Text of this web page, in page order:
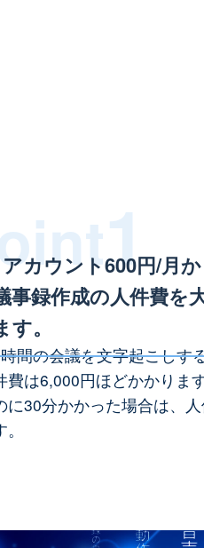
1
カウント600円/月
事録作成の人件費を
す。
間の会議を文字起こしす
費は6,000円ほどかかりま
に30分かかった場合は、